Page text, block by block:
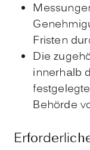
Fristen
Die
innerhalb
Behörde